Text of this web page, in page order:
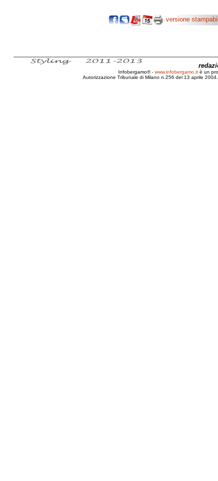
versione
Infobergamo® - www.infobergamo.it è un
Autorizzazione Tribunale di Milano n.256 del 13 aprile